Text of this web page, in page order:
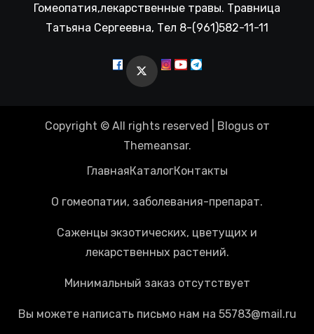
Гомеопатия,лекарственные травы. Травница
Татьяна Сергеевна, Тел 8-(961)582-11-11
Copyright © All rights reserved Blogusот
Themeansar.
ГлавнаяКаталогКонтакты
О гомеопатии, заболевания-препарат.
Саженцы экзотических, цветущих и
лекарственных растений.
Минимальный заказ отсутствует
Вы можете написать письмо нам на 55783@mail.ru